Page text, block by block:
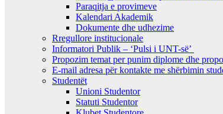
Paraqitja e provimeve
Kalendari Akademik
Dokumente dhe udhezime
Rregullore institucionale
Informatori Publik – ‘Pulsi i UNT-së’
Propozim temat per punim diplome dhe
E-mail adresa për kontakte me shërbimin
Studentët
Unioni Studentor
Statuti Studentor